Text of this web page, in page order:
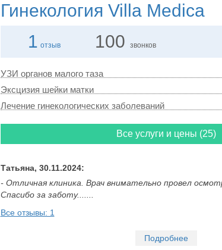
Гинекология Villa Medica
1 отзыв 100звонков
УЗИ органов малого таза
Эксцизия шейки матки
Лечение гинекологических заболеваний
Все услуги и цены (25)
Татьяна, 30.11.2024:
- Отличная клиника. Врач внимательно провел
Спасибо за заботу.......
Все отзывы: 1
Подробнее